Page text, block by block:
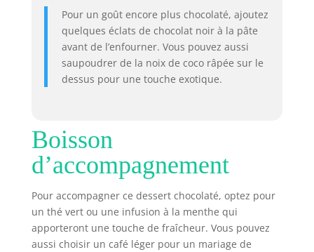
Pour un goût encore plus chocolaté, ajoutez
quelques éclats de chocolat noir à la pâte
avant de l’enfourner. Vous pouvez aussi
saupoudrer de la noix de coco râpée sur le
dessus pour une touche exotique.
Boisson
d’accompagnement
Pour accompagner ce dessert chocolaté, optez pour
un thé vert ou une infusion à la menthe qui
apporteront une touche de fraîcheur. Vous pouvez
aussi choisir un café léger pour un mariage de